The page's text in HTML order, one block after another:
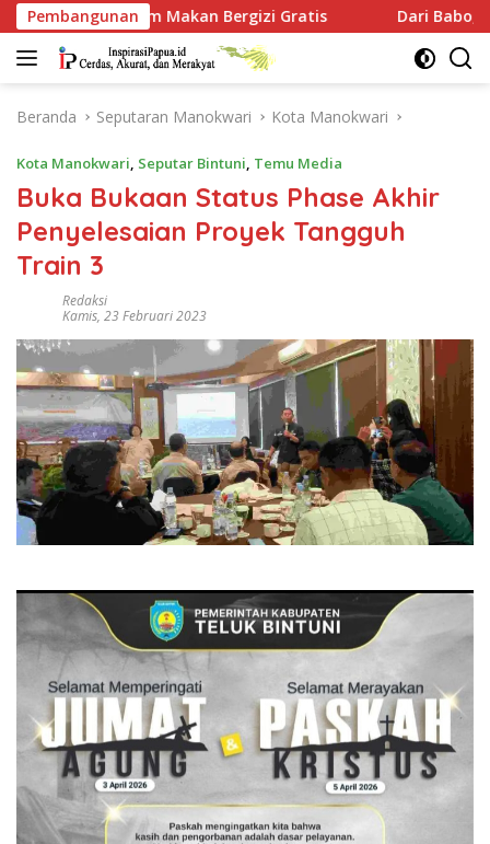
Langsung
ke
konten
Pembangunan
Bergizi Gratis Dari Babo, Kapolres Teluk
Beranda Seputaran Manokwari Kota Manokwari
Kota Manokwari, Seputar Bintuni, Temu Media
Buka Bukaan Status Phase Akhir
Penyelesaian Proyek Tangguh
Train 3
Redaksi
Kamis, 23 Februari 2023